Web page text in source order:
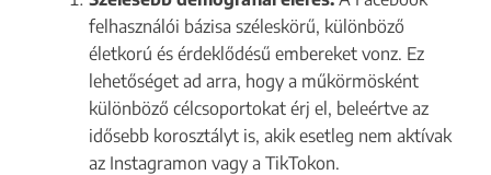
felhasználói bázisa széleskörű, különböző
életkorú és érdeklődésű embereket vonz. Ez
lehetőséget ad arra, hogy a műkörmösként
különböző célcsoportokat érj el, beleértve az
idősebb korosztályt is, akik esetleg nem aktívak
az Instagramon vagy a TikTokon.